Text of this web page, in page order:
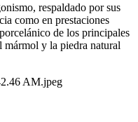
respaldado por sus
como en prestaciones
de los principales
mármol y la piedra natural